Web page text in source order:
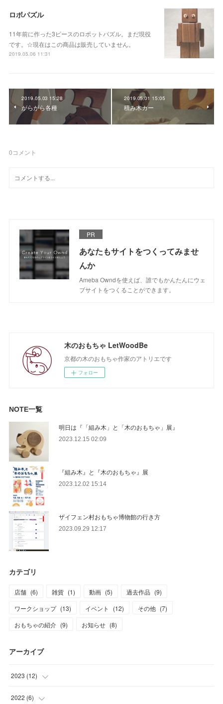
ロボパズル
11年前に作った3ピースのロボットパズル。まだ現役
です。☆現在はこの商品は販売していません。
2019.05.06 11:31
2019.05.03 15:28
がらがら各種
2019.05.01 15:05
積み木カー
0コメント
PR
あなたもサイトをつくってみませ
んか
Ameba Owndを使えば、誰でもかんたんにウェ
ブサイトをつくることができます。
木のおもちゃ LetWoodBe
京都の木のおもちゃ作家のアトリエです
フォロー
NOTE一覧
明日は『「組み木」と「木のおもちゃ」展』
2023.12.15 02:09
『組み木』と『木のおもちゃ』展
2023.12.02 15:14
ザイフェン村おもちゃ博物館の行き方
2023.09.29 12:17
カテゴリ
店舗 (6) 雑貨 (1) 動画 (5) 過去作品 (9)
ワークショップ (13) イベント (12) その他 (7)
おもちゃの紹介 (9) お知らせ (8)
アーカイブ
2023 (12)
( )
2022 (6)